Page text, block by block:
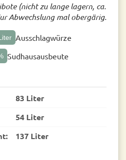
(nicht zu lange lagern, ca.
Abwechslung mal obergärig.
Ausschlagwürze
Sudhausausbeute
83 Liter
54 Liter
137 Liter